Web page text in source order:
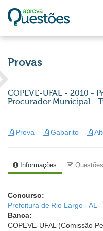
Provas
COPEVE-UFAL - 2010 -
Procurador Municipal -
Prova Gabarito
Informações
Concurso:
Prefeitura de Rio Largo - AL
Banca:
COPEVE-UFAL (Comissão